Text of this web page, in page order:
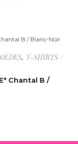
, T-SHIRTS /
Chantal B /